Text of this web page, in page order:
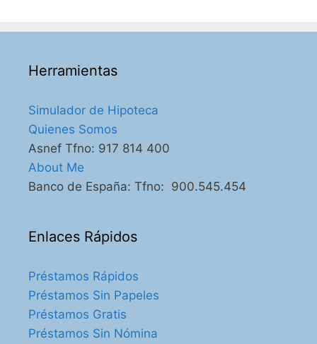
Herramientas
Simulador de Hipoteca
Quienes Somos
Asnef Tfno: 917 814 400
About Me
Banco de España: Tfno: 900.545.454
Enlaces Rápidos
Préstamos Rápidos
Préstamos Sin Papeles
Préstamos Gratis
Préstamos Sin Nómina